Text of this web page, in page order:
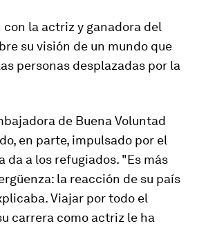
con la actriz y ganadora del
su visión de un mundo que
personas desplazadas por la
de Buena Voluntad
en parte, impulsado por el
da a los refugiados. "Es más
la reacción de su país
Viajar por todo el
carrera como actriz le ha